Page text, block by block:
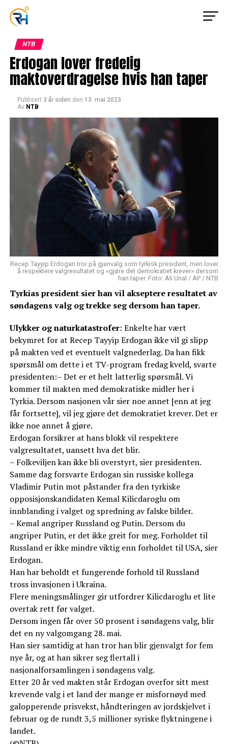
NTB
Erdogan lover fredelig
maktoverdragelse hvis han taper
Publisert 3 år siden den 13. mai 2023
Av NTB
Recep Tayyip Erdogan tror på gjenvalg som tyrkisk president, men lover
å respektere valgresultatet og «gjøre det demokratiet krever» dersom
han taper. Foto: Ali Unal / AP / NTB
Tyrkias president sier han vil akseptere resultatet av
søndagens valg og trekke seg dersom han taper.
Ulykker og naturkatastrofer: Enkelte har vært
bekymret for at Recep Tayyip Erdogan ikke vil gi slipp
på makten ved et eventuelt valgnederlag. Da han fikk
spørsmål om dette i et TV-program fredag kveld, svarte
presidenten:– Det er et helt latterlig spørsmål. Vi
kommer til makten med demokratiske midler her i
Tyrkia. Dersom nasjonen vår sier noe annet [enn at jeg
får fortsette], vil jeg gjøre det demokratiet krever. Det er
ikke noe annet å gjøre.
Erdogan forsikrer at hans blokk vil respektere
valgresultatet, uansett hva det blir.
– Folkeviljen kan ikke bli overstyrt, sier presidenten.
Samme dag forsvarte Erdogan sin russiske kollega
Vladimir Putin mot påstander fra den tyrkiske
opposisjonskandidaten Kemal Kilicdaroglu om
innblanding i valget og spredning av falske bilder.
– Kemal angriper Russland og Putin. Dersom du
angriper Putin, er det ikke greit for meg. Forholdet til
Russland er ikke mindre viktig enn forholdet til USA, sier
Erdogan.
Han har beholdt et fungerende forhold til Russland
tross invasjonen i Ukraina.
Flere meningsmålinger gir utfordrer Kilicdaroglu et lite
overtak rett før valget.
Dersom ingen får over 50 prosent i søndagens valg, blir
det en ny valgomgang 28. mai.
Han sier samtidig at han tror han blir gjenvalgt for fem
nye år, og at han sikrer seg flertall i
nasjonalforsamlingen i søndagens valg.
Etter 20 år ved makten står Erdogan overfor sitt mest
krevende valg i et land der mange er misfornøyd med
galopperende prisvekst, håndteringen av jordskjelvet i
februar og de rundt 3,5 millioner syriske flyktningene i
landet.